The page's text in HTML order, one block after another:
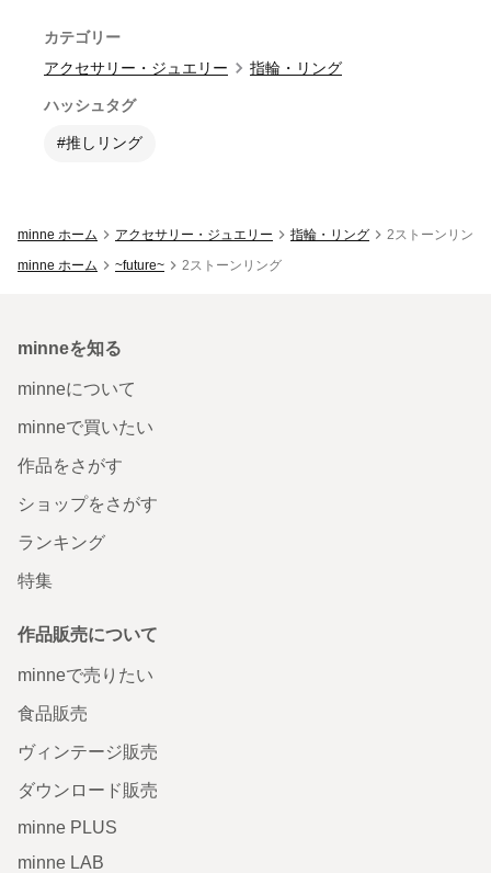
カテゴリー
アクセサリー・ジュエリー
指輪・リング
ハッシュタグ
#推しリング
minne ホーム アクセサリー・ジュエリー 指輪・リング
2ストーンリング
minne ホーム
~future~ 2ストーンリング
minneを知る
minneについて
minneで買いたい
作品をさがす
ショップをさがす
ランキング
特集
作品販売について
minneで売りたい
食品販売
ヴィンテージ販売
ダウンロード販売
minne PLUS
minne LAB